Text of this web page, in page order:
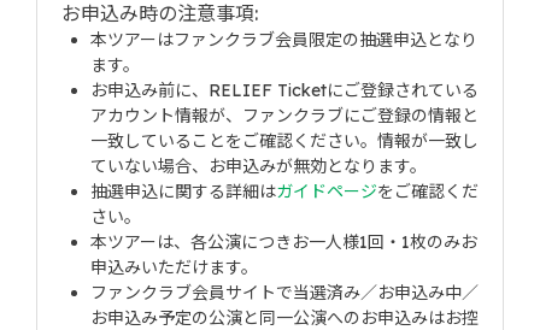
お申込み時の注意事項:
本ツアーはファンクラブ会員限定の抽選申込となり
ます。
お申込み前に、RELIEF Ticketにご登録されている
アカウント情報が、ファンクラブにご登録の情報と
一致していることをご確認ください。情報が一致し
ていない場合、お申込みが無効となります。
抽選申込に関する詳細はガイドページをご確認くだ
さい。
本ツアーは、各公演につきお一人様1回・1枚のみお
申込みいただけます。
ファンクラブ会員サイトで当選済み／お申込み中／
お申込み予定の公演と同一公演へのお申込みはお控